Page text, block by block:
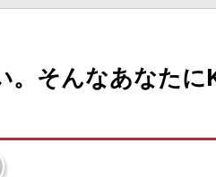
。そんなあなた